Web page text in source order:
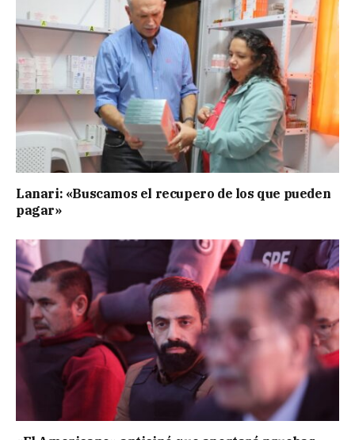
Lanari: «Buscamos el recupero de los que pueden
pagar»